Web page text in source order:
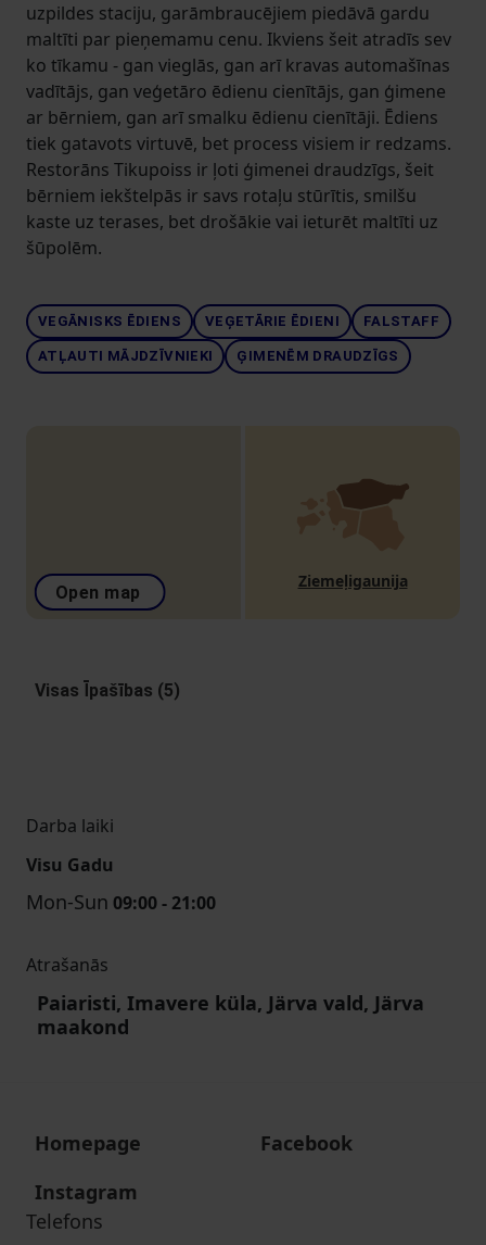
uzpildes staciju, garāmbraucējiem piedāvā gardu
maltīti par pieņemamu cenu. Ikviens šeit atradīs sev
ko tīkamu - gan vieglās, gan arī kravas automašīnas
vadītājs, gan veģetāro ēdienu cienītājs, gan ģimene
ar bērniem, gan arī smalku ēdienu cienītāji. Ēdiens
tiek gatavots virtuvē, bet process visiem ir redzams.
Restorāns Tikupoiss ir ļoti ģimenei draudzīgs, šeit
bērniem iekštelpās ir savs rotaļu stūrītis, smilšu
kaste uz terases, bet drošākie vai ieturēt maltīti uz
šūpolēm.
VEGĀNISKS ĒDIENS VEĢETĀRIE ĒDIENI FALSTAFF
ATĻAUTI MĀJDZĪVNIEKI ĢIMENĒM DRAUDZĪGS
Open map
Ziemeļigaunija
Visas Īpašības (5)
Darba laiki
Visu Gadu
Mon-Sun 09:00 - 21:00
Atrašanās
Paiaristi, Imavere küla, Järva vald, Järva
maakond
Homepage
Facebook
Instagram
Telefons